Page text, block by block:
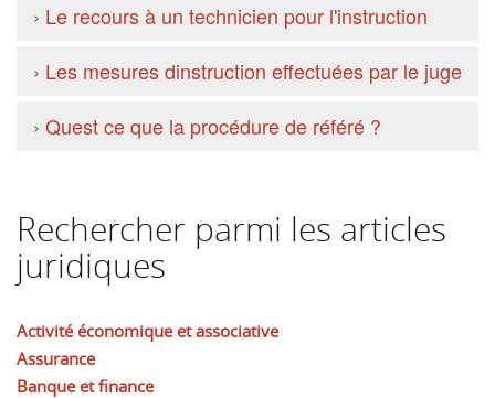
› Le recours à un technicien pour l'instruction
› Les mesures dinstruction effectuées par le juge
› Quest ce que la procédure de référé ?
Rechercher parmi les articles
juridiques
Activité économique et associative
Assurance
Banque et finance